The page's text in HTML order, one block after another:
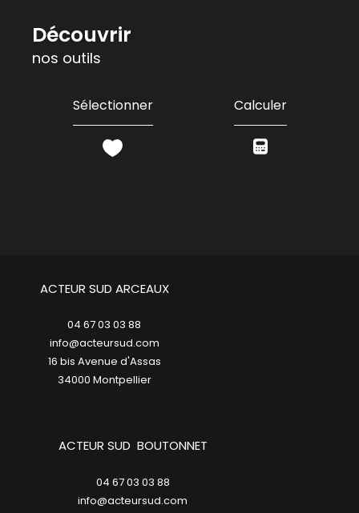
découvrir
nos outils
Sélectionner Calculer
ACTEUR SUD ARCEAUX
04 67 03 03 88
info@acteursud.com
16 bis Avenue d'Assas
34000
montpellier
ACTEUR SUD BOUTONNET
04 67 03 03 88
info@acteursud.com